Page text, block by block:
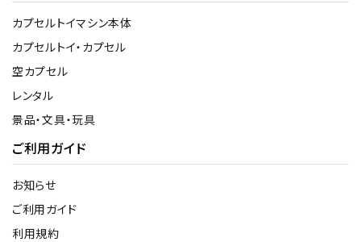
カプセルトイマシン本体
カプセルトイ・カプセル
空カプセル
レンタル
景品・文具・玩具
ご利用ガイド
お知らせ
ご利用ガイド
利用規約